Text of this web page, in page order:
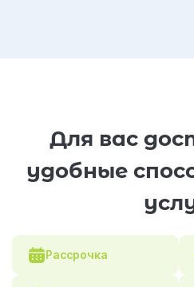
Для вас
удобные
Рассрочка